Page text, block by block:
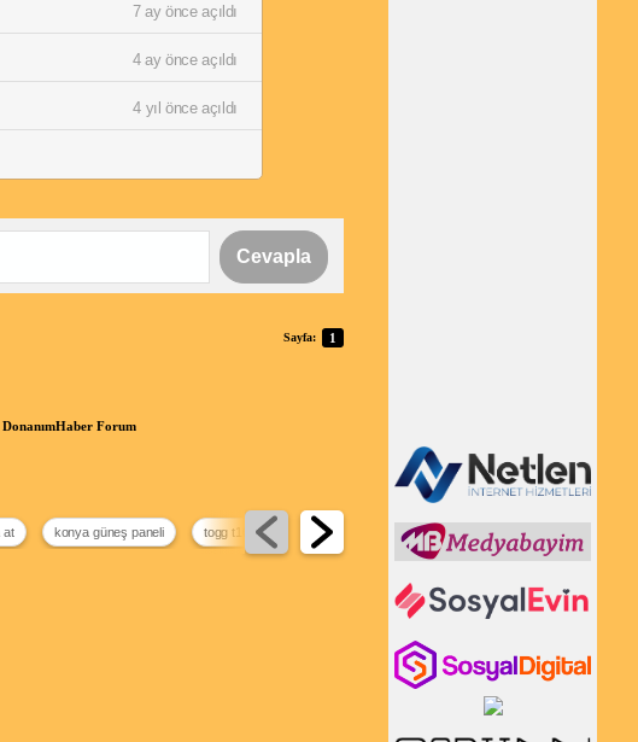
7 ay önce açıldı
4 ay önce açıldı
4 yıl önce açıldı
Cevapla
Sayfa: 1
Forum
at konya güneş paneli togg t10f tavan perdesi togg yeni model hepsiburada premium